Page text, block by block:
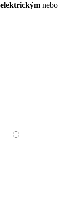
elektrickým nebo